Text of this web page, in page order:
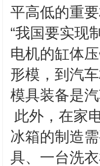
平高低的重
“我国要实现
电机的缸体
形模，到汽
模具装备是
此外，在家
冰箱的制造
具、一台洗